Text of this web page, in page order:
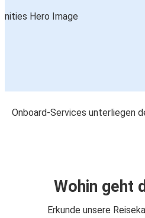
Onboard-Services unterliegen
Wohin geht
Erkunde unsere